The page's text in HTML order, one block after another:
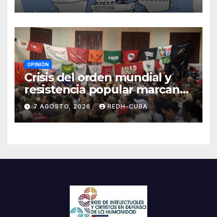
Blanch
OPINIÓN
Crisis del orden mundial y
resistencia popular marcan
el inicio de la IV Asamblea
Continental de ALBA
Movimientos en Cuba
7 AGOSTO, 2026 REDH-CUBA